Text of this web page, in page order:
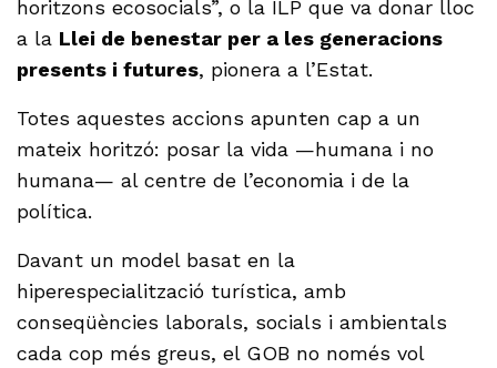
horitzons ecosocials”, o la ILP que va donar lloc
a la Llei de benestar per a les generacions
presents i futures, pionera a l’Estat.
Totes aquestes accions apunten cap a un
mateix horitzó: posar la vida —humana i no
humana— al centre de l’economia i de la
política.
Davant un model basat en la
hiperespecialització turística, amb
conseqüències laborals, socials i ambientals
cada cop més greus, el GOB no només vol